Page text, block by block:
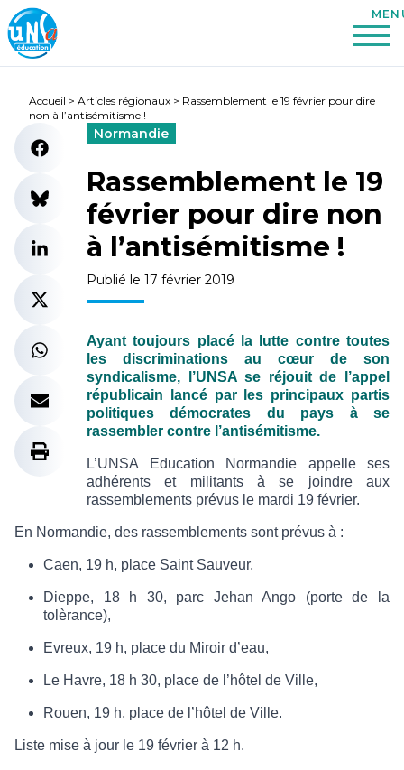
Accueil > Articles régionaux > Rassemblement le 19 février pour dire
non à l’antisémitisme !
Normandie
Rassemblement le 19
février pour dire non
à l’antisémitisme !
Publié le 17 février 2019
Ayant toujours placé la lutte contre toutes
les discriminations au cœur de son
syndicalisme, l’UNSA se réjouit de l’appel
républicain lancé par les principaux partis
politiques démocrates du pays à se
rassembler contre l’antisémitisme.
L’UNSA Education Normandie appelle ses
adhérents et militants à se joindre aux
rassemblements prévus le mardi 19 février.
En Normandie, des rassemblements sont prévus à :
Caen, 19 h, place Saint Sauveur,
Dieppe, 18 h 30, parc Jehan Ango (porte de la
tolèrance),
Evreux, 19 h, place du Miroir d’eau,
Le Havre, 18 h 30, place de l’hôtel de Ville,
Rouen, 19 h, place de l’hôtel de Ville.
Liste mise à jour le 19 février à 12 h.